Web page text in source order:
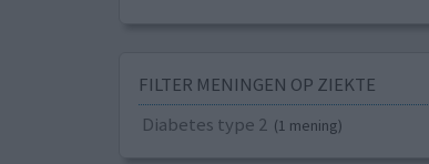
FILTER MENINGEN OP ZIEKTE
Diabetes type 2 (1 mening)